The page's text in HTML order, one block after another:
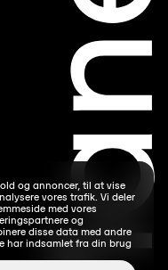
og annoncer, til at vise
vores trafik. Vi deler
med vores
og
disse data med andre
har indsamlet fra din brug